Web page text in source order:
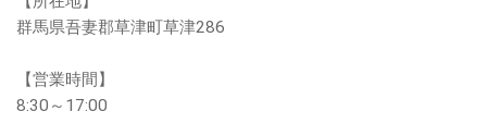
群馬県吾妻郡草津町草津286
【営業時間】
8:30～17:00